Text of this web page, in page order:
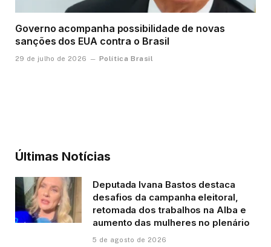
Governo acompanha possibilidade de novas
sanções dos EUA contra o Brasil
29 de julho de 2026 Política Brasil
Últimas Notícias
Deputada Ivana Bastos destaca
desafios da campanha eleitoral,
retomada dos trabalhos na Alba e
aumento das mulheres no plenário
5 de agosto de 2026